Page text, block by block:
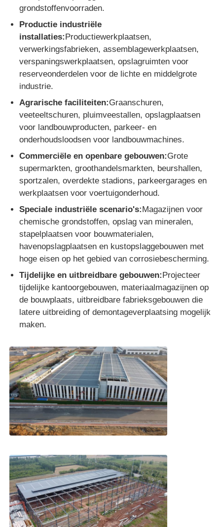
grondstoffenvoorraden.
Productie industriële
installaties:Productiewerkplaatsen,
verwerkingsfabrieken, assemblagewerkplaatsen,
verspaningswerkplaatsen, opslagruimten voor
reserveonderdelen voor de lichte en middelgrote
industrie.
Agrarische faciliteiten:Graanschuren,
veeteeltschuren, pluimveestallen, opslagplaatsen
voor landbouwproducten, parkeer- en
onderhoudsloodsen voor landbouwmachines.
Commerciële en openbare gebouwen:Grote
supermarkten, groothandelsmarkten, beurshallen,
sportzalen, overdekte stadions, parkeergarages en
werkplaatsen voor voertuigonderhoud.
Speciale industriële scenario's:Magazijnen voor
chemische grondstoffen, opslag van mineralen,
stapelplaatsen voor bouwmaterialen,
havenopslagplaatsen en kustopslaggebouwen met
hoge eisen op het gebied van corrosiebescherming.
Tijdelijke en uitbreidbare gebouwen:Projecteer
tijdelijke kantoorgebouwen, materiaalmagazijnen op
de bouwplaats, uitbreidbare fabrieksgebouwen die
latere uitbreiding of demontageverplaatsing mogelijk
maken.